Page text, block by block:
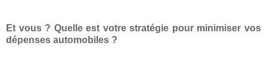
Et vous ? Quelle est votre stratégie pour minimiser vos
dépenses automobiles ?